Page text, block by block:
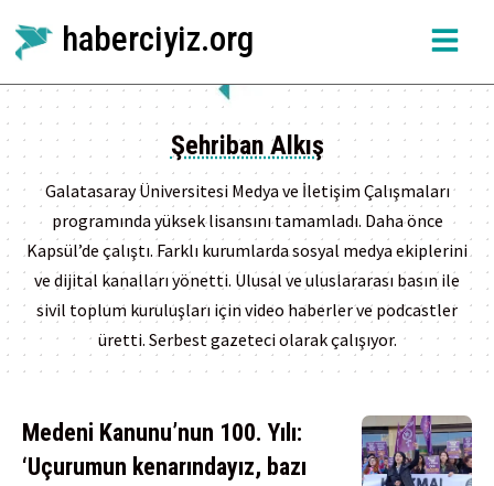
haberciyiz.org
Şehriban Alkış
Galatasaray Üniversitesi Medya ve İletişim Çalışmaları
programında yüksek lisansını tamamladı. Daha önce
Kapsül’de çalıştı. Farklı kurumlarda sosyal medya ekiplerini
ve dijital kanalları yönetti. Ulusal ve uluslararası basın ile
sivil toplum kuruluşları için video haberler ve podcastler
üretti. Serbest gazeteci olarak çalışıyor.
Medeni Kanunu’nun 100. Yılı:
‘Uçurumun kenarındayız, bazı